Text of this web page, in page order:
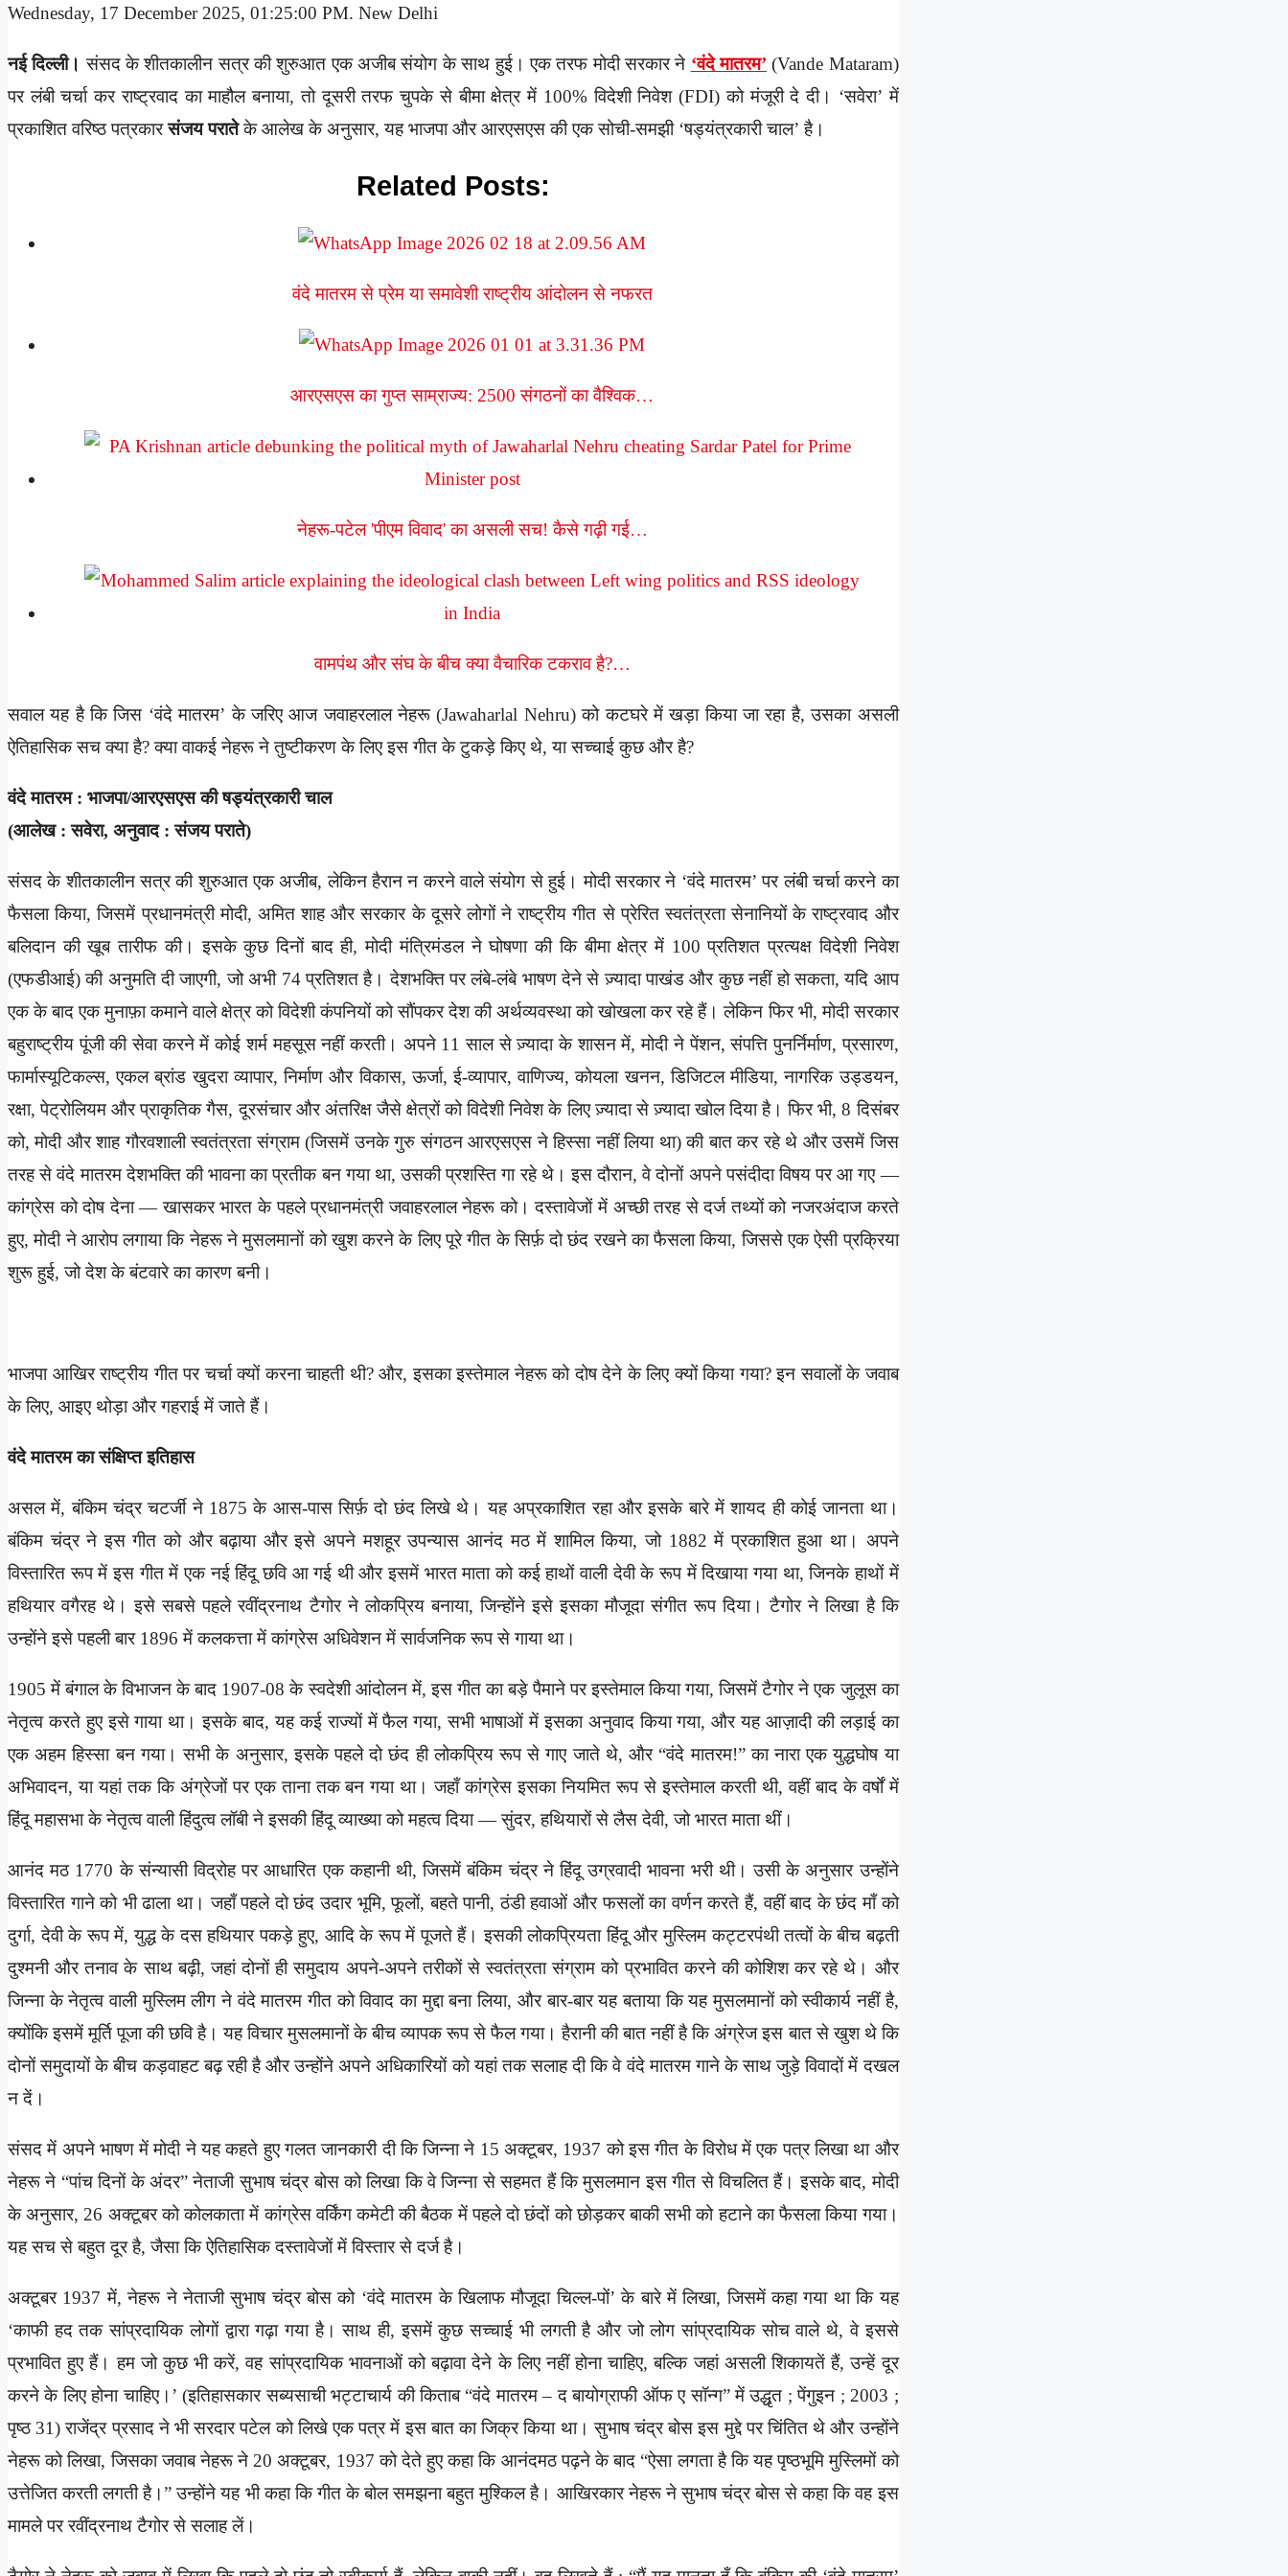
Wednesday, 17 December 2025, 01:25:00 PM. New Delhi
नई दिल्ली। संसद के शीतकालीन सत्र की शुरुआत एक अजीब संयोग के साथ हुई। एक तरफ मोदी सरकार ने ‘वंदे मातरम’ (Vande Mataram)
पर लंबी चर्चा कर राष्ट्रवाद का माहौल बनाया, तो दूसरी तरफ चुपके से बीमा क्षेत्र में 100% विदेशी निवेश (FDI) को मंजूरी दे दी। ‘सवेरा’ में
प्रकाशित वरिष्ठ पत्रकारसंजय परातेके आलेख के अनुसार, यह भाजपा और आरएसएस की एक सोची-समझी ‘षड्यंत्रकारी चाल’ है।
Related Posts:
वंदे मातरम से प्रेम या समावेशी राष्ट्रीय आंदोलन से नफरत
आरएसएस का गुप्त साम्राज्य: 2500 संगठनों का वैश्विक…
नेहरू-पटेल 'पीएम विवाद' का असली सच! कैसे गढ़ी गई…
वामपंथ और संघ के बीच क्या वैचारिक टकराव है?…
सवाल यह है कि जिस ‘वंदे मातरम’ के जरिए आज जवाहरलाल नेहरू (Jawaharlal Nehru) को कटघरे में खड़ा किया जा रहा है, उसका असली
ऐतिहासिक सच क्या है? क्या वाकई नेहरू ने तुष्टीकरण के लिए इस गीत के टुकड़े किए थे, या सच्चाई कुछ और है?
वंदे मातरम : भाजपा/आरएसएस की षड्यंत्रकारी चाल
(आलेख : सवेरा, अनुवाद : संजय पराते)
संसद के शीतकालीन सत्र की शुरुआत एक अजीब, लेकिन हैरान न करने वाले संयोग से हुई। मोदी सरकार ने ‘वंदे मातरम’ पर लंबी चर्चा करने का
फैसला किया, जिसमें प्रधानमंत्री मोदी, अमित शाह और सरकार के दूसरे लोगों ने राष्ट्रीय गीत से प्रेरित स्वतंत्रता सेनानियों के राष्ट्रवाद और
बलिदान की खूब तारीफ की। इसके कुछ दिनों बाद ही, मोदी मंत्रिमंडल ने घोषणा की कि बीमा क्षेत्र में 100 प्रतिशत प्रत्यक्ष विदेशी निवेश
(एफडीआई) की अनुमति दी जाएगी, जो अभी 74 प्रतिशत है। देशभक्ति पर लंबे-लंबे भाषण देने से ज़्यादा पाखंड और कुछ नहीं हो सकता, यदि आप
एक के बाद एक मुनाफ़ा कमाने वाले क्षेत्र को विदेशी कंपनियों को सौंपकर देश की अर्थव्यवस्था को खोखला कर रहे हैं। लेकिन फिर भी, मोदी सरकार
बहुराष्ट्रीय पूंजी की सेवा करने में कोई शर्म महसूस नहीं करती। अपने 11 साल से ज़्यादा के शासन में, मोदी ने पेंशन, संपत्ति पुनर्निर्माण, प्रसारण,
फार्मास्यूटिकल्स, एकल ब्रांड खुदरा व्यापार, निर्माण और विकास, ऊर्जा, ई-व्यापार, वाणिज्य, कोयला खनन, डिजिटल मीडिया, नागरिक उड्डयन,
रक्षा, पेट्रोलियम और प्राकृतिक गैस, दूरसंचार और अंतरिक्ष जैसे क्षेत्रों को विदेशी निवेश के लिए ज़्यादा से ज़्यादा खोल दिया है। फिर भी, 8 दिसंबर
को, मोदी और शाह गौरवशाली स्वतंत्रता संग्राम (जिसमें उनके गुरु संगठन आरएसएस ने हिस्सा नहीं लिया था) की बात कर रहे थे और उसमें जिस
तरह से वंदे मातरम देशभक्ति की भावना का प्रतीक बन गया था, उसकी प्रशस्ति गा रहे थे। इस दौरान, वे दोनों अपने पसंदीदा विषय पर आ गए —
कांग्रेस को दोष देना — खासकर भारत के पहले प्रधानमंत्री जवाहरलाल नेहरू को। दस्तावेजों में अच्छी तरह से दर्ज तथ्यों को नजरअंदाज करते
हुए, मोदी ने आरोप लगाया कि नेहरू ने मुसलमानों को खुश करने के लिए पूरे गीत के सिर्फ़ दो छंद रखने का फैसला किया, जिससे एक ऐसी प्रक्रिया
शुरू हुई, जो देश के बंटवारे का कारण बनी।
भाजपा आखिर राष्ट्रीय गीत पर चर्चा क्यों करना चाहती थी? और, इसका इस्तेमाल नेहरू को दोष देने के लिए क्यों किया गया? इन सवालों के जवाब
के लिए, आइए थोड़ा और गहराई में जाते हैं।
वंदे मातरम का संक्षिप्त इतिहास
असल में, बंकिम चंद्र चटर्जी ने 1875 के आस-पास सिर्फ़ दो छंद लिखे थे। यह अप्रकाशित रहा और इसके बारे में शायद ही कोई जानता था।
बंकिम चंद्र ने इस गीत को और बढ़ाया और इसे अपने मशहूर उपन्यास आनंद मठ में शामिल किया, जो 1882 में प्रकाशित हुआ था। अपने
विस्तारित रूप में इस गीत में एक नई हिंदू छवि आ गई थी और इसमें भारत माता को कई हाथों वाली देवी के रूप में दिखाया गया था, जिनके हाथों में
हथियार वगैरह थे। इसे सबसे पहले रवींद्रनाथ टैगोर ने लोकप्रिय बनाया, जिन्होंने इसे इसका मौजूदा संगीत रूप दिया। टैगोर ने लिखा है कि
उन्होंने इसे पहली बार 1896 में कलकत्ता में कांग्रेस अधिवेशन में सार्वजनिक रूप से गाया था।
1905 में बंगाल के विभाजन के बाद 1907-08 के स्वदेशी आंदोलन में, इस गीत का बड़े पैमाने पर इस्तेमाल किया गया, जिसमें टैगोर ने एक जुलूस का
नेतृत्व करते हुए इसे गाया था। इसके बाद, यह कई राज्यों में फैल गया, सभी भाषाओं में इसका अनुवाद किया गया, और यह आज़ादी की लड़ाई का
एक अहम हिस्सा बन गया। सभी के अनुसार, इसके पहले दो छंद ही लोकप्रिय रूप से गाए जाते थे, और “वंदे मातरम!” का नारा एक युद्धघोष या
अभिवादन, या यहां तक कि अंग्रेजों पर एक ताना तक बन गया था। जहाँ कांग्रेस इसका नियमित रूप से इस्तेमाल करती थी, वहीं बाद के वर्षों में
हिंदू महासभा के नेतृत्व वाली हिंदुत्व लॉबी ने इसकी हिंदू व्याख्या को महत्व दिया — सुंदर, हथियारों से लैस देवी, जो भारत माता थीं।
आनंद मठ 1770 के संन्यासी विद्रोह पर आधारित एक कहानी थी, जिसमें बंकिम चंद्र ने हिंदू उग्रवादी भावना भरी थी। उसी के अनुसार उन्होंने
विस्तारित गाने को भी ढाला था। जहाँ पहले दो छंद उदार भूमि, फूलों, बहते पानी, ठंडी हवाओं और फसलों का वर्णन करते हैं, वहीं बाद के छंद माँ को
दुर्गा, देवी के रूप में, युद्ध के दस हथियार पकड़े हुए, आदि के रूप में पूजते हैं। इसकी लोकप्रियता हिंदू और मुस्लिम कट्टरपंथी तत्वों के बीच बढ़ती
दुश्मनी और तनाव के साथ बढ़ी, जहां दोनों ही समुदाय अपने-अपने तरीकों से स्वतंत्रता संग्राम को प्रभावित करने की कोशिश कर रहे थे। और
जिन्ना के नेतृत्व वाली मुस्लिम लीग ने वंदे मातरम गीत को विवाद का मुद्दा बना लिया, और बार-बार यह बताया कि यह मुसलमानों को स्वीकार्य नहीं है,
क्योंकि इसमें मूर्ति पूजा की छवि है। यह विचार मुसलमानों के बीच व्यापक रूप से फैल गया। हैरानी की बात नहीं है कि अंग्रेज इस बात से खुश थे कि
दोनों समुदायों के बीच कड़वाहट बढ़ रही है और उन्होंने अपने अधिकारियों को यहां तक सलाह दी कि वे वंदे मातरम गाने के साथ जुड़े विवादों में दखल
न दें।
संसद में अपने भाषण में मोदी ने यह कहते हुए गलत जानकारी दी कि जिन्ना ने 15 अक्टूबर, 1937 को इस गीत के विरोध में एक पत्र लिखा था और
नेहरू ने “पांच दिनों के अंदर” नेताजी सुभाष चंद्र बोस को लिखा कि वे जिन्ना से सहमत हैं कि मुसलमान इस गीत से विचलित हैं। इसके बाद, मोदी
के अनुसार, 26 अक्टूबर को कोलकाता में कांग्रेस वर्किंग कमेटी की बैठक में पहले दो छंदों को छोड़कर बाकी सभी को हटाने का फैसला किया गया।
यह सच से बहुत दूर है, जैसा कि ऐतिहासिक दस्तावेजों में विस्तार से दर्ज है।
अक्टूबर 1937 में, नेहरू ने नेताजी सुभाष चंद्र बोस को ‘वंदे मातरम के खिलाफ मौजूदा चिल्ल-पों’ के बारे में लिखा, जिसमें कहा गया था कि यह
‘काफी हद तक सांप्रदायिक लोगों द्वारा गढ़ा गया है। साथ ही, इसमें कुछ सच्चाई भी लगती है और जो लोग सांप्रदायिक सोच वाले थे, वे इससे
प्रभावित हुए हैं। हम जो कुछ भी करें, वह सांप्रदायिक भावनाओं को बढ़ावा देने के लिए नहीं होना चाहिए, बल्कि जहां असली शिकायतें हैं, उन्हें दूर
करने के लिए होना चाहिए।’ (इतिहासकार सब्यसाची भट्टाचार्य की किताब “वंदे मातरम – द बायोग्राफी ऑफ ए सॉन्ग” में उद्धृत ; पेंगुइन ; 2003 ;
पृष्ठ 31) राजेंद्र प्रसाद ने भी सरदार पटेल को लिखे एक पत्र में इस बात का जिक्र किया था। सुभाष चंद्र बोस इस मुद्दे पर चिंतित थे और उन्होंने
नेहरू को लिखा, जिसका जवाब नेहरू ने 20 अक्टूबर, 1937 को देते हुए कहा कि आनंदमठ पढ़ने के बाद “ऐसा लगता है कि यह पृष्ठभूमि मुस्लिमों को
उत्तेजित करती लगती है।” उन्होंने यह भी कहा कि गीत के बोल समझना बहुत मुश्किल है। आखिरकार नेहरू ने सुभाष चंद्र बोस से कहा कि वह इस
मामले पर रवींद्रनाथ टैगोर से सलाह लें।